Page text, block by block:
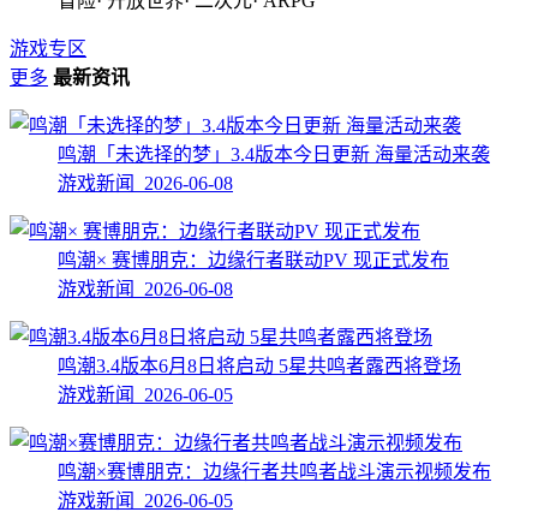
游戏专区
更多 最新资讯
鸣潮「未选择的梦」3.4版本今日更新 海量活动来袭
游戏新闻 2026-06-08
鸣潮× 赛博朋克：边缘行者联动PV 现正式发布
游戏新闻 2026-06-08
鸣潮3.4版本6月8日将启动 5星共鸣者露西将登场
游戏新闻 2026-06-05
鸣潮×赛博朋克：边缘行者共鸣者战斗演示视频发布
游戏新闻 2026-06-05